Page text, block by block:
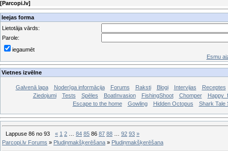
[Parcopi.lv]
Ieejas forma
Lietotāja vārds:
Parole:
iegaumēt
Esmu
Vietnes izvēlne
Galvenā lapa Noderīga informācija Forums Raksti Blogi Intervijas
Receptes
Ziedojumi
Tests Spēles BoatInvasion FishingShoot Chomper
Escape to the home
Gowling Hidden Octopus Shark Tale
Lappuse 86 no 93 « 1 2 84 85 86 87 88 92 93 »
Parcopi.lv Forums » Pludiņmakšķerēšana » Pludiņmakšķerēšana